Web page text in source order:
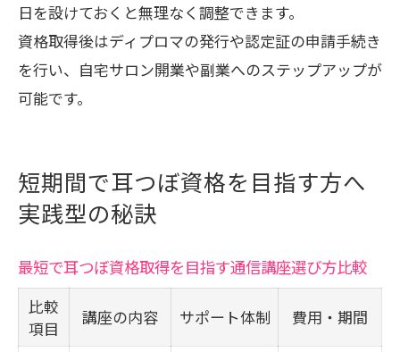
日を設けておくと無理なく調整できます。
資格取得後はディプロマの発行や認定証の申請手続き
を行い、自宅サロン開業や副業へのステップアップが
可能です。
短期間で耳つぼ資格を目指す方へ
実践型の秘訣
最短で耳つぼ資格取得を目指す通信講座選び方比較
比較
項目
講座の内容 サポート体制 費用・期間